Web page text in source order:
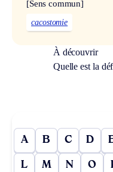
[Sens commun]
cacostomie
À découvrir
Quelle est la
A B C D
L M N O